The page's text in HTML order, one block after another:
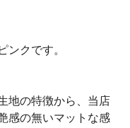
ンクです。
地の特徴から、当店
感の無いマットな感